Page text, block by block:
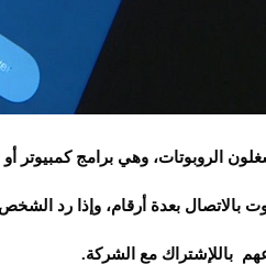
بالاتصال بعدة أرقام، وإذا رد
باللإشتراك مع الشركة.